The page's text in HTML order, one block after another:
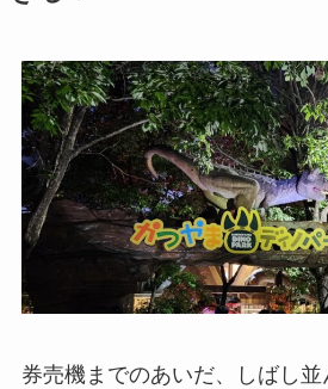
券売機までのあいだ、しばし